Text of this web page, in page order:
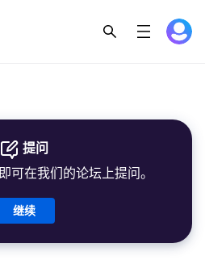
提问
可在我们的论坛上提问。
继续